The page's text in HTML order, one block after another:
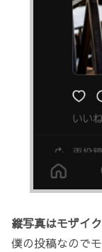
縦写真はモザイ
僕の投稿なので